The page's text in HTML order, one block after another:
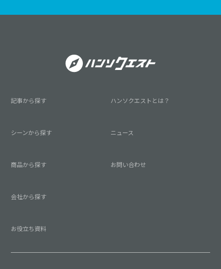
記事から探す
シーンから探す
商品から探す
会社から探す
お役立ち資料
ハンソクエストとは？
ニュース
お問い合わせ